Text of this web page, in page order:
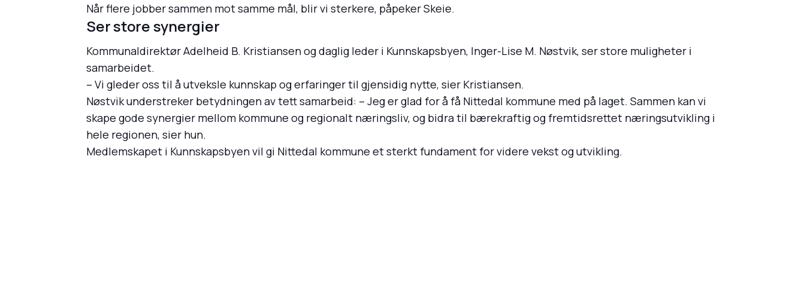
Når flere jobber sammen mot samme mål, blir vi sterkere, påpeker Skeie.
Ser store synergier
Kommunaldirektør Adelheid B. Kristiansen og daglig leder i Kunnskapsbyen, Inger-Lise M. Nøstvik, ser store muligheter i
samarbeidet.
– Vi gleder oss til å utveksle kunnskap og erfaringer til gjensidig nytte, sier Kristiansen.
Nøstvik understreker betydningen av tett samarbeid: – Jeg er glad for å få Nittedal kommune med på laget. Sammen kan vi
skape gode synergier mellom kommune og regionalt næringsliv, og bidra til bærekraftig og fremtidsrettet næringsutvikling i
hele regionen, sier hun.
Medlemskapet i Kunnskapsbyen vil gi Nittedal kommune et sterkt fundament for videre vekst og utvikling.